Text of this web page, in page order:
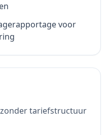
voor
tariefstructuur